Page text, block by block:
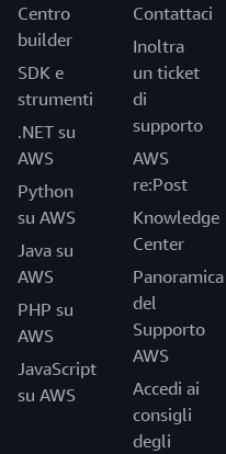
Centro
builder
SDK e
strumenti
.NET su
AWS
Python
su AWS
Java su
AWS
PHP su
AWS
JavaScript
su AWS
Contattaci
Inoltra
un ticket
di
supporto
AWS
re:Post
Knowledge
Center
Panoramica
del
Supporto
AWS
Accedi ai
consigli
degli